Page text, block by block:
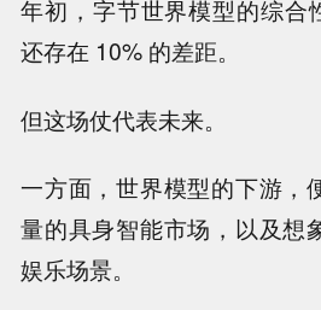
年初，字节世界模型的综合
还存在 10% 的差距。
但这场仗代表未来。
一方面，世界模型的下游，
量的具身智能市场，以及想
娱乐场景。